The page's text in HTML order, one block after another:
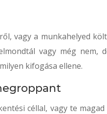
vagy a munkahelyed
vagy még nem,
kifogása ellene.
céllal, vagy te